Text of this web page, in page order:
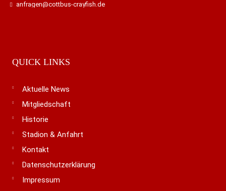
anfragen@cottbus-crayfish.de
QUICK LINKS
Aktuelle News
Mitgliedschaft
Historie
Stadion & Anfahrt
Kontakt
Datenschutzerklärung
Impressum